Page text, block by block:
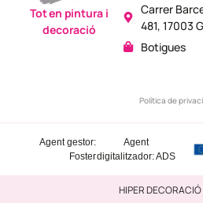
Carrer
481, 17003
Botigues
Política de
Tot en pintura i
decoració
Agent
digitalitzador: ADS
Agent gestor:
Foster
HIPER